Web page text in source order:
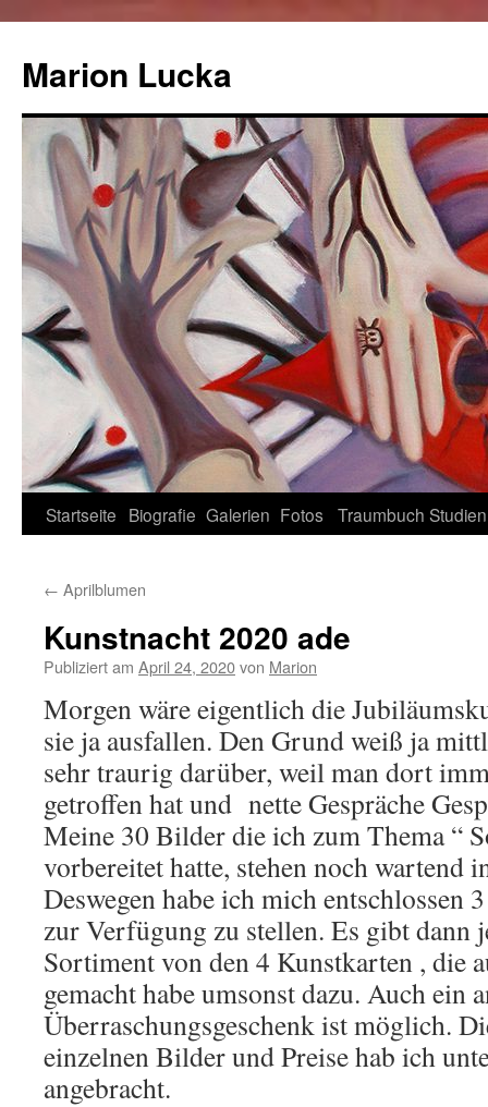
Marion Lucka
Zum
springen
Startseite Biografie Galerien Fotos Traumbuch Studien
← Aprilblumen
Kunstnacht 2020 ade
Publiziert am April 24, 2020von Marion
Morgen wäre eigentlich die
sie ja ausfallen. Den Grund weiß ja
sehr traurig darüber, weil man dort
getroffen hat und nette Gespräche
Meine 30 Bilder die ich zum Thema “
vorbereitet hatte, stehen noch wartend
Deswegen habe ich mich entschlossen
zur Verfügung zu stellen. Es gibt dann
Sortiment von den 4 Kunstkarten , die
gemacht habe umsonst dazu. Auch ein
Überraschungsgeschenk ist möglich.
einzelnen Bilder und Preise hab ich
angebracht.